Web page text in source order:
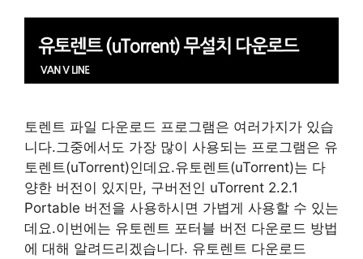
토렌트 파일 다운로드 프로그램은 여러가지가 있습
니다.그중에서도 가장 많이 사용되는 프로그램은 유
토렌트(uTorrent)인데요.유토렌트(uTorrent)는 다
양한 버전이 있지만, 구버전인 uTorrent 2.2.1
Portable 버전을 사용하시면 가볍게 사용할 수 있는
데요.이번에는 유토렌트 포터블 버전 다운로드 방법
에 대해 알려드리겠습니다. 유토렌트 다운로드